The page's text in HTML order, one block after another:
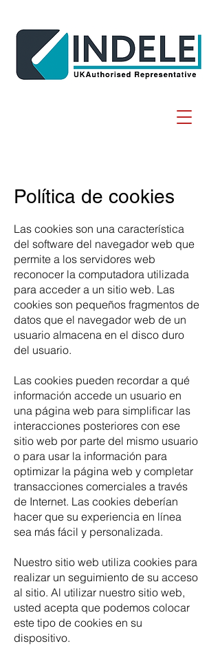
Política de cookies
Las cookies son una característica
del software del navegador web que
permite a los servidores web
reconocer la computadora utilizada
para acceder a un sitio web. Las
cookies son pequeños fragmentos de
datos que el navegador web de un
usuario almacena en el disco duro
del usuario.
Las cookies pueden recordar a qué
información accede un usuario en
una página web para simplificar las
interacciones posteriores con ese
sitio web por parte del mismo usuario
o para usar la información para
optimizar la página web y completar
transacciones comerciales a través
de Internet. Las cookies deberían
hacer que su experiencia en línea
sea más fácil y personalizada.
Nuestro sitio web utiliza cookies para
realizar un seguimiento de su acceso
al sitio. Al utilizar nuestro sitio web,
usted acepta que podemos colocar
este tipo de cookies en su
dispositivo.